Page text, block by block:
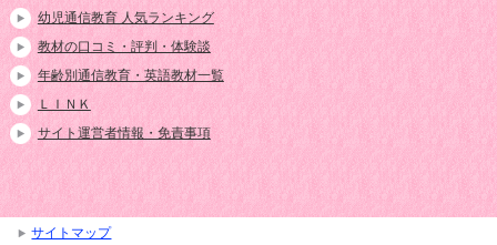
幼児通信教育 人気ランキング
教材の口コミ・評判・体験談
年齢別通信教育・英語教材一覧
ＬＩＮＫ
サイト運営者情報・免責事項
サイトマップ